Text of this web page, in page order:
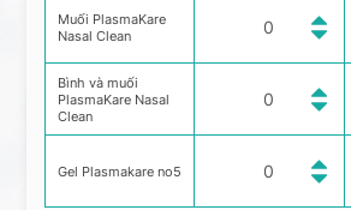
Muối PlasmaKare
Nasal Clean
Bình và muối
PlasmaKare Nasal
Clean
Gel Plasmakare no5